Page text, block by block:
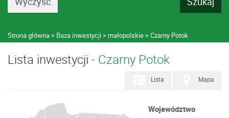
Strona główna Baza inwestycji małopolskie Czarny Potok
Lista inwestycji - Czarny Potok
Mapa
Lista
Województwo